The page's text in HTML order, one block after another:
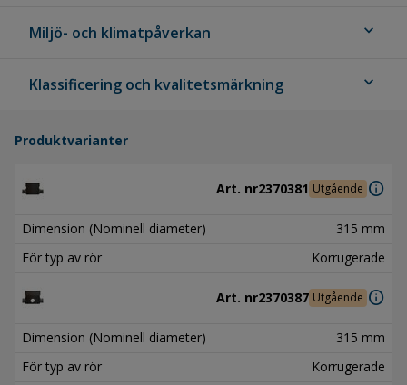
Miljö- och klimatpåverkan expand_more
Klassificering och kvalitetsmärkning expand_more
Produktvarianter
Art. nr2370381 Utgående info
Dimension (Nominell diameter)
315 mm
För typ av rör
Korrugerade
Art. nr2370387 Utgående info
Dimension (Nominell diameter)
315 mm
För typ av rör
Korrugerade